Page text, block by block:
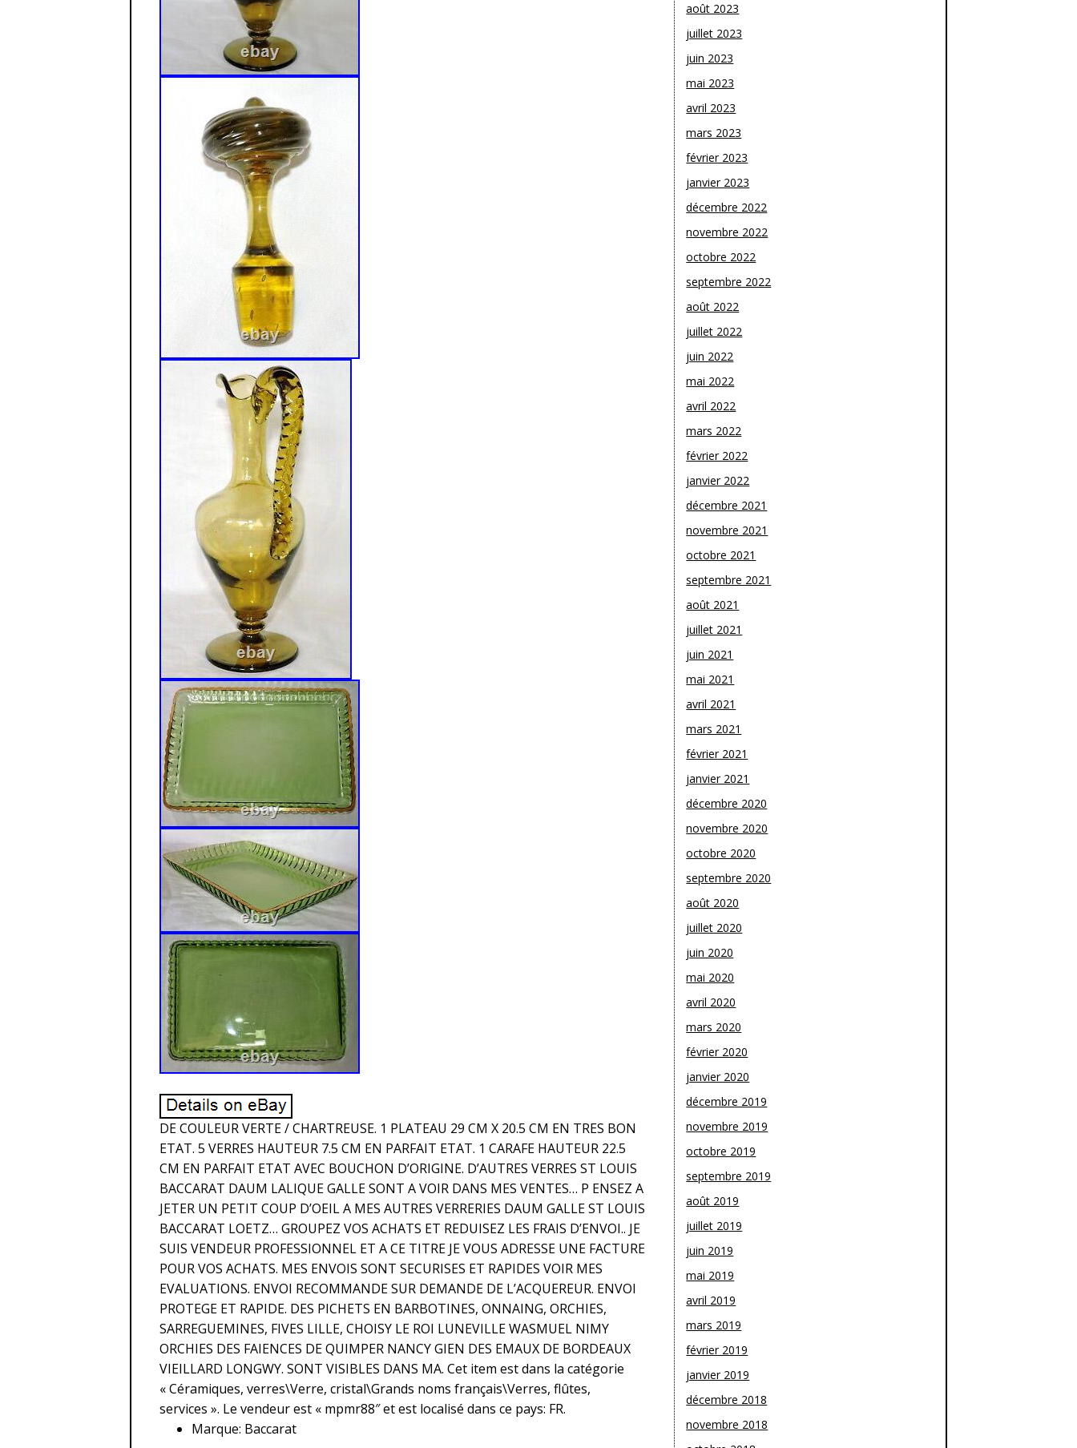
DE COULEUR VERTE / CHARTREUSE. 1 PLATEAU 29 CM X 20.5 CM EN TRES BON
ETAT. 5 VERRES HAUTEUR 7.5 CM EN PARFAIT ETAT. 1 CARAFE HAUTEUR 22.5
CM EN PARFAIT ETAT AVEC BOUCHON D’ORIGINE. D’AUTRES VERRES ST LOUIS
BACCARAT DAUM LALIQUE GALLE SONT A VOIR DANS MES VENTES… P ENSEZ A
JETER UN PETIT COUP D’OEIL A MES AUTRES VERRERIES DAUM GALLE ST LOUIS
BACCARAT LOETZ… GROUPEZ VOS ACHATS ET REDUISEZ LES FRAIS D’ENVOI.. JE
SUIS VENDEUR PROFESSIONNEL ET A CE TITRE JE VOUS ADRESSE UNE FACTURE
POUR VOS ACHATS. MES ENVOIS SONT SECURISES ET RAPIDES VOIR MES
EVALUATIONS. ENVOI RECOMMANDE SUR DEMANDE DE L’ACQUEREUR. ENVOI
PROTEGE ET RAPIDE. DES PICHETS EN BARBOTINES, ONNAING, ORCHIES,
SARREGUEMINES, FIVES LILLE, CHOISY LE ROI LUNEVILLE WASMUEL NIMY
ORCHIES DES FAIENCES DE QUIMPER NANCY GIEN DES EMAUX DE BORDEAUX
VIEILLARD LONGWY. SONT VISIBLES DANS MA. Cet item est dans la catégorie
« Céramiques, verres\Verre, cristal\Grands noms français\Verres, flûtes,
services ». Le vendeur est « mpmr88″ et est localisé dans ce pays: FR.
Marque: Baccarat
août 2023
juillet 2023
juin 2023
mai 2023
avril 2023
mars 2023
février 2023
janvier 2023
décembre 2022
novembre 2022
octobre 2022
septembre 2022
août 2022
juillet 2022
juin 2022
mai 2022
avril 2022
mars 2022
février 2022
janvier 2022
décembre 2021
novembre 2021
octobre 2021
septembre 2021
août 2021
juillet 2021
juin 2021
mai 2021
avril 2021
mars 2021
février 2021
janvier 2021
décembre 2020
novembre 2020
octobre 2020
septembre 2020
août 2020
juillet 2020
juin 2020
mai 2020
avril 2020
mars 2020
février 2020
janvier 2020
décembre 2019
novembre 2019
octobre 2019
septembre 2019
août 2019
juillet 2019
juin 2019
mai 2019
avril 2019
mars 2019
février 2019
janvier 2019
décembre 2018
novembre 2018